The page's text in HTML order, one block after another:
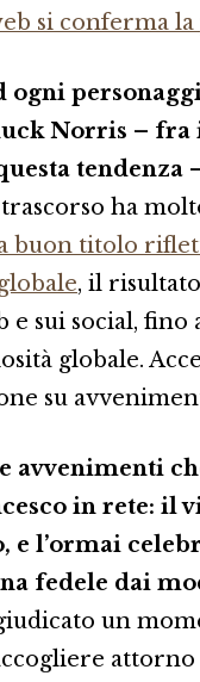
si conferma
ogni
Norris –
tendenza
ha
buon titolo
, il
e sui social,
globale.
su
avvenimenti
in rete: il
e l’ormai
fedele dai
un